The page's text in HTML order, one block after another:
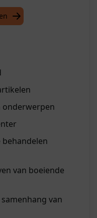
onderwerpen
van boeiende
van